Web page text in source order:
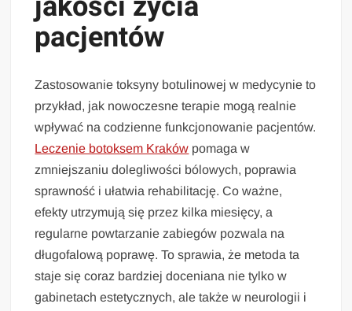
pacjentów
Zastosowanie toksyny botulinowej w medycynie to
przykład, jak nowoczesne terapie mogą realnie
wpływać na codzienne funkcjonowanie pacjentów.
Leczenie botoksem Kraków pomaga w
zmniejszaniu dolegliwości bólowych, poprawia
sprawność i ułatwia rehabilitację. Co ważne,
efekty utrzymują się przez kilka miesięcy, a
regularne powtarzanie zabiegów pozwala na
długofalową poprawę. To sprawia, że metoda ta
staje się coraz bardziej doceniana nie tylko w
gabinetach estetycznych, ale także w neurologii i